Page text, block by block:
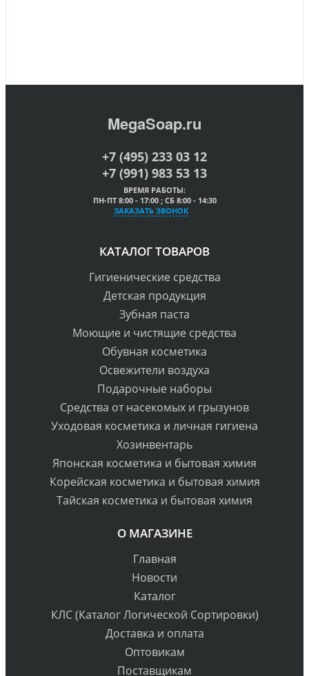
MegaSoap.ru
+7 (495) 233 03 12
+7 (991) 983 53 13
ВРЕМЯ РАБОТЫ:
ПН-ПТ 8:00 - 17:00 ; СБ 8:00 - 14:30
ЗАКАЗАТЬ ЗВОНОК
КАТАЛОГ ТОВАРОВ
Гигиенические средства
Детская продукция
Зубная паста
Моющие и чистящие средства
Обувная косметика
Освежители воздуха
Подарочные наборы
Средства от насекомых и грызунов
Уходовая косметика и личная гигиена
Хозинвентарь
Японская косметика и бытовая химия
Корейская косметика и бытовая химия
Тайская косметика и бытовая химия
О МАГАЗИНЕ
Главная
Новости
Каталог
КЛС (Каталог Логической Сортировки)
Доставка и оплата
Оптовикам
Поставщикам